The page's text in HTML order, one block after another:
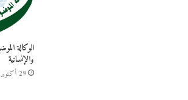
الوكالة
والإنسانية
29 أكتوبر 2018